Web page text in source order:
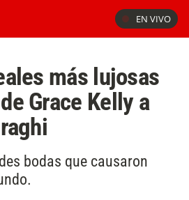
EN VIVO
más lujosas
Grace Kelly a
bodas que causaron